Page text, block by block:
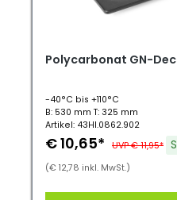
Polycarbonat GN-
-40°C bis +110°C
B: 530 mm T: 325 mm
Artikel: 43HI.0862.902
€ 10,65* UVP € 11,95*
(€ 12,78 inkl. MwSt.)